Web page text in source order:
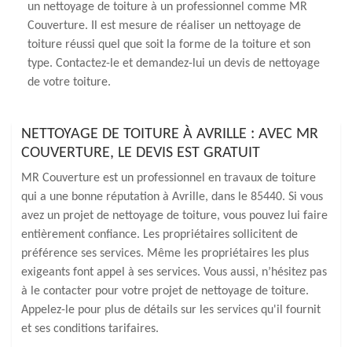
un nettoyage de toiture à un professionnel comme MR
Couverture. Il est mesure de réaliser un nettoyage de
toiture réussi quel que soit la forme de la toiture et son
type. Contactez-le et demandez-lui un devis de nettoyage
de votre toiture.
NETTOYAGE DE TOITURE À AVRILLE : AVEC MR
COUVERTURE, LE DEVIS EST GRATUIT
MR Couverture est un professionnel en travaux de toiture
qui a une bonne réputation à Avrille, dans le 85440. Si vous
avez un projet de nettoyage de toiture, vous pouvez lui faire
entièrement confiance. Les propriétaires sollicitent de
préférence ses services. Même les propriétaires les plus
exigeants font appel à ses services. Vous aussi, n’hésitez pas
à le contacter pour votre projet de nettoyage de toiture.
Appelez-le pour plus de détails sur les services qu'il fournit
et ses conditions tarifaires.